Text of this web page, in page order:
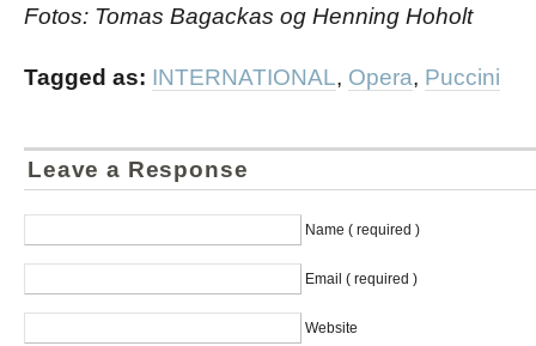
Fotos: Tomas Bagackas og Henning Hoholt
Tagged as: INTERNATIONAL, Opera, Puccini
Leave a Response
Name ( required )
Email ( required )
Website